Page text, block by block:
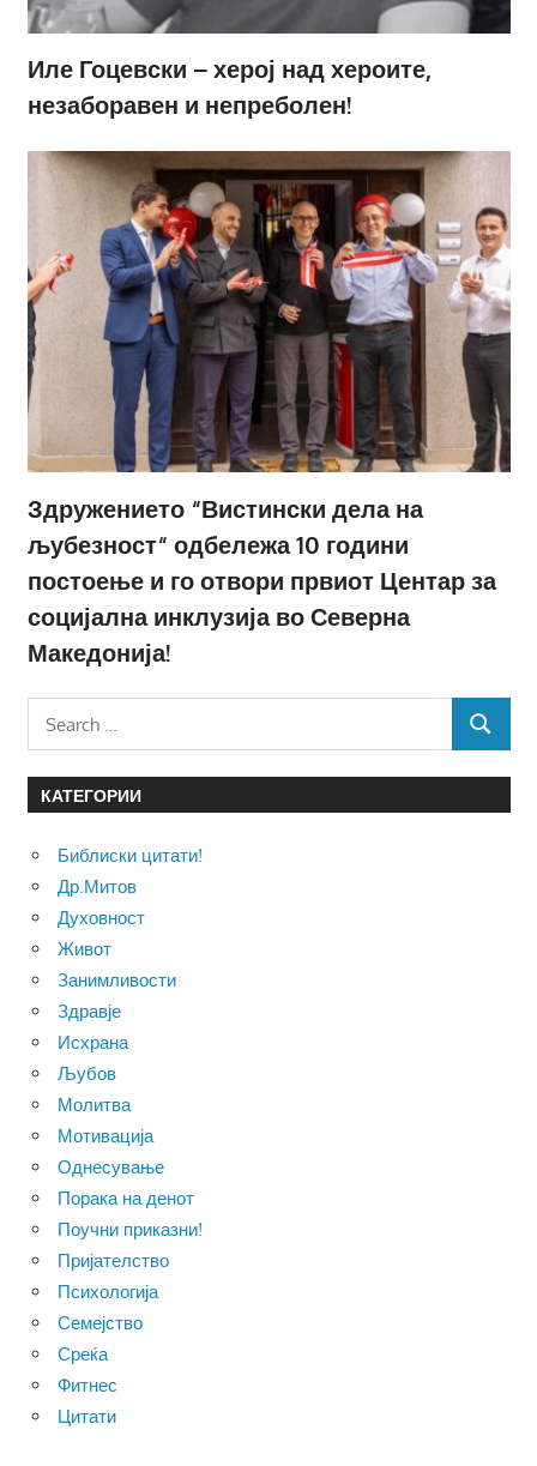
Иле Гоцевски – херој над хероите,
незаборавен и непреболен!
Здружението “Вистински дела на
љубезност“ одбележа 10 години
постоење и го отвори првиот Центар за
социјална инклузија во Северна
Македонија!
SEARCH
КАТЕГОРИИ
Библиски цитати!
Др.Митов
Духовност
Живот
Занимливости
Здравје
Исхрана
Љубов
Молитва
Мотивација
Однесување
Порака на денот
Поучни приказни!
Пријателство
Психологија
Семејство
Среќа
Фитнес
Цитати